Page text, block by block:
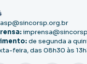
de segunda a
feira, das 08h30 às